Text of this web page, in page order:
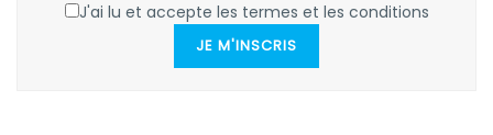
J'ai lu et accepte les termes et les conditions
JE M'INSCRIS